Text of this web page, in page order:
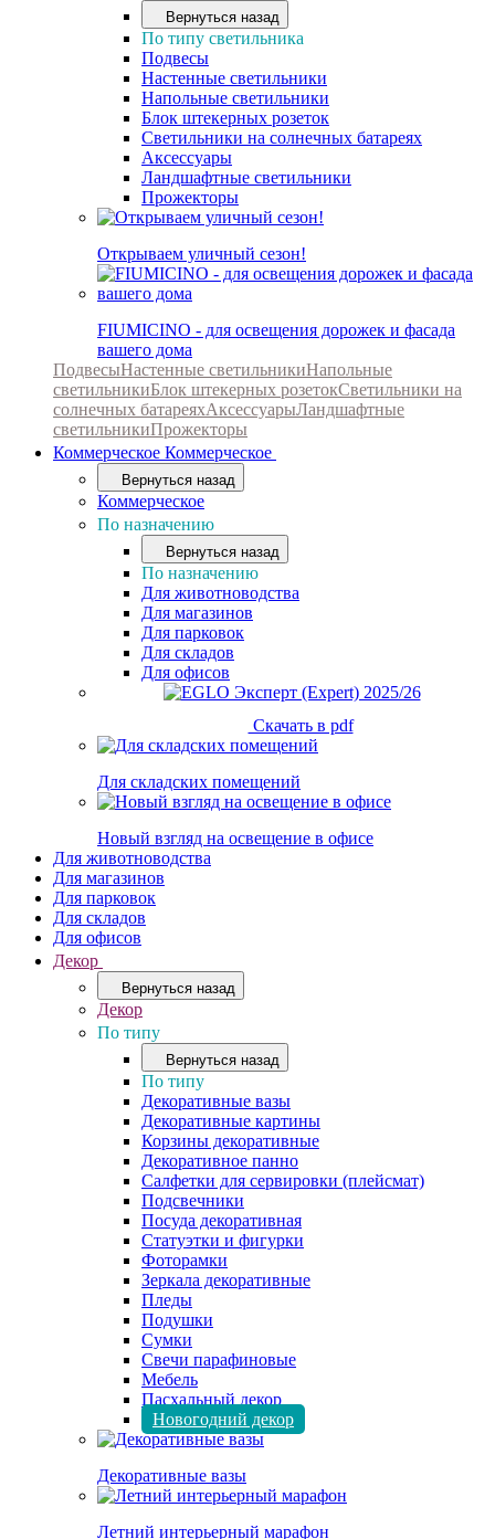
Вернуться назад
По типу светильника
Подвесы
Настенные светильники
Напольные светильники
Блок штекерных розеток
Светильники на солнечных батареях
Аксессуары
Ландшафтные светильники
Прожекторы
Открываем уличный сезон!
FIUMICINO - для освещения дорожек и фасада
вашего дома
ПодвесыНастенные светильникиНапольные
светильникиБлок штекерных розетокСветильники на
солнечных батареяхАксессуарыЛандшафтные
светильникиПрожекторы
Коммерческое Коммерческое
Вернуться назад
Коммерческое
По назначению
Вернуться назад
По назначению
Для животноводства
Для магазинов
Для парковок
Для складов
Для офисов
Скачать в pdf
Для складских помещений
Новый взгляд на освещение в офисе
Для животноводства
Для магазинов
Для парковок
Для складов
Для офисов
Декор
Вернуться назад
Декор
По типу
Вернуться назад
По типу
Декоративные вазы
Декоративные картины
Корзины декоративные
Декоративное панно
Салфетки для сервировки (плейсмат)
Подсвечники
Посуда декоративная
Статуэтки и фигурки
Фоторамки
Зеркала декоративные
Пледы
Подушки
Сумки
Свечи парафиновые
Мебель
Пасхальный декор
Новогодний декор
Декоративные вазы
Летний интерьерный марафон